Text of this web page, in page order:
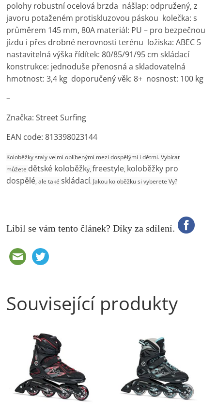
polohy robustní ocelová brzda nášlap: odpružený, z
javoru potaženém protiskluzovou páskou kolečka: s
průměrem 145 mm, 80A materiál: PU – pro bezpečnou
jízdu i přes drobné nerovnosti terénu ložiska: ABEC 5
nastavitelná výška řídítek: 80/85/91/95 cm skládací
konstrukce: jednoduše přenosná a skladovatelná
hmotnost: 3,4 kg doporučený věk: 8+ nosnost: 100 kg
–
Značka: Street Surfing
EAN code: 813398023144
Koloběžkystaly velmi oblíbenými mezi dospělými i dětmi. Vybírat
můžete dětské koloběžky,freestyle, koloběžky pro
dospělé, ale takéskládací. Jakou koloběžku si vyberete Vy?
Líbil se vám tento článek? Díky za sdílení.
Související produkty